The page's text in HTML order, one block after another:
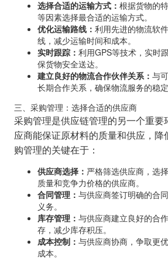
选择合适的运输方式： 根据货物的
等因素选择最合适的运输方式。
优化运输路线： 利用先进的物流软
线，减少运输时间和成本。
实时跟踪： 利用GPS等技术，实时
保货物安全送达。
建立良好的物流合作伙伴关系： 与
长期合作关系，确保物流服务的稳定
三、采购管理：选择合适的供应商
采购管理是供应链管理的另一个重要
应商能保证原材料的质量和供应，
购管理的关键在于：
供应商选择： 严格筛选供应商，选
质量和竞争力价格的供应商。
合同管理： 与供应商签订明确的合
义务。
库存管理： 与供应商建立良好的合
存，减少库存积压。
成本控制： 与供应商协商，争取更
成本。